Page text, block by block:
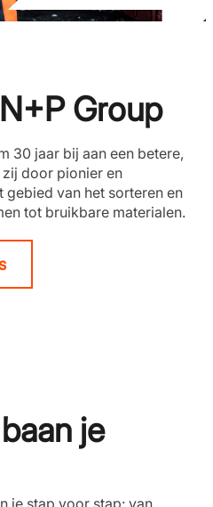
Group
30 jaar bij aan een betere,
door pionier en
van het sorteren en
tot bruikbare materialen.
je
je stap voor stap: van